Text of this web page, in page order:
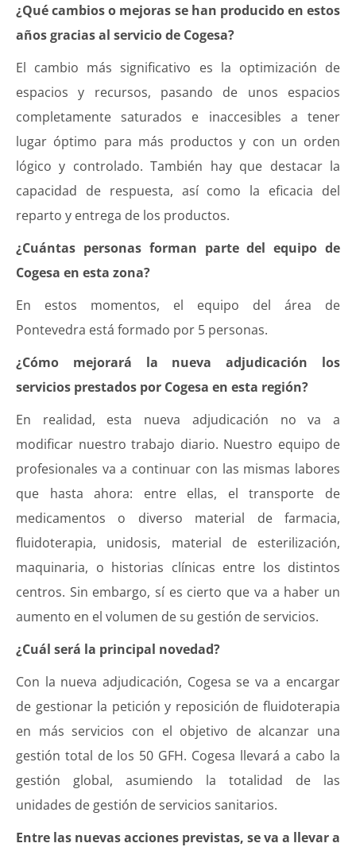
¿Qué cambios o mejoras se han producido en estos
años gracias al servicio de Cogesa?
El cambio más significativo es la optimización de
espacios y recursos, pasando de unos espacios
completamente saturados e inaccesibles a tener
lugar óptimo para más productos y con un orden
lógico y controlado. También hay que destacar la
capacidad de respuesta, así como la eficacia del
reparto y entrega de los productos.
¿Cuántas personas forman parte del equipo de
Cogesa en esta zona?
En estos momentos, el equipo del área de
Pontevedra está formado por 5 personas.
¿Cómo mejorará la nueva adjudicación los
servicios prestados por Cogesa en esta región?
En realidad, esta nueva adjudicación no va a
modificar nuestro trabajo diario. Nuestro equipo de
profesionales va a continuar con las mismas labores
que hasta ahora: entre ellas, el transporte de
medicamentos o diverso material de farmacia,
fluidoterapia, unidosis, material de esterilización,
maquinaria, o historias clínicas entre los distintos
centros. Sin embargo, sí es cierto que va a haber un
aumento en el volumen de su gestión de servicios.
¿Cuál será la principal novedad?
Con la nueva adjudicación, Cogesa se va a encargar
de gestionar la petición y reposición de fluidoterapia
en más servicios con el objetivo de alcanzar una
gestión total de los 50 GFH. Cogesa llevará a cabo la
gestión global, asumiendo la totalidad de las
unidades de gestión de servicios sanitarios.
Entre las nuevas acciones previstas, se va a llevar a